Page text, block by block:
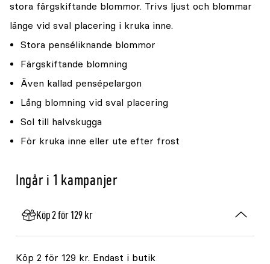
stora färgskiftande blommor. Trivs ljust och blommar
länge vid sval placering i kruka inne.
Stora penséliknande blommor
Färgskiftande blomning
Även kallad pensépelargon
Lång blomning vid sval placering
Sol till halvskugga
För kruka inne eller ute efter frost
Ingår i 1 kampanjer
Köp 2 för 129 kr
Köp 2 för 129 kr. Endast i butik